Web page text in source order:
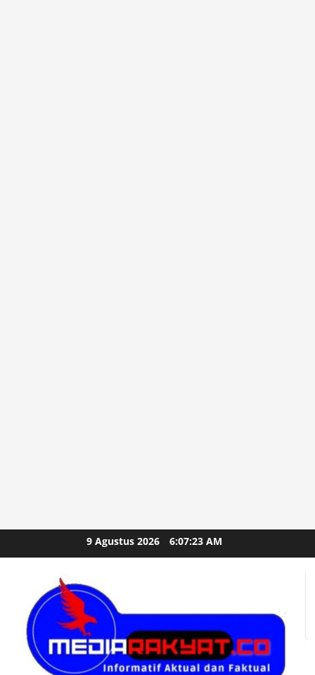
to
9 Agustus 2026 6:07:25 AM